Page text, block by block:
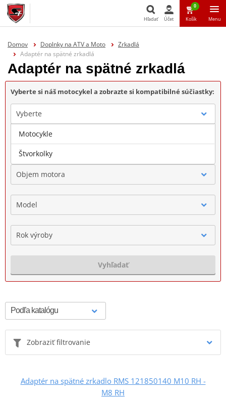
Hľadať Účet
0
Košík Menu
Domov Doplnky na ATV a Moto
Zrkadlá
Adaptér na spätné zrkadlá
Adaptér na spätné zrkadlá
Vyberte si náš motocykel a zobrazte si kompatibilné súčiastky:
Vyberte
Značka
Objem motora
Model
Rok výroby
Vyhľadať
Zobraziť filtrovanie
Adaptér na spätné zrkadlo RMS 121850140 M10 RH -
M8 RH
Motocykle
Štvorkolky